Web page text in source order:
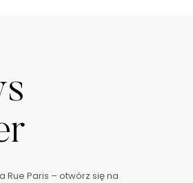
Rue Paris – otwórz się na